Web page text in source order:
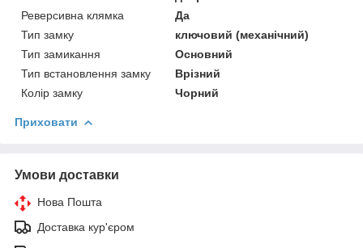
Реверсивна клямка
Да
Тип замку
ключовий (механічний)
Тип замикання
Основний
Тип встановлення замку
Врізний
Колір замку
Чорний
Приховати
Умови доставки
Нова Пошта
Доставка кур'єром